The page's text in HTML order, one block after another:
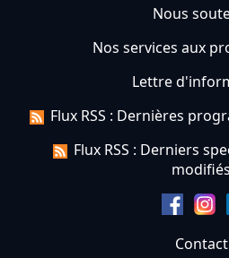
Nous
Nos services aux
Lettre
Flux RSS : Dernières
Flux RSS : Derniers
modifiés
Contact